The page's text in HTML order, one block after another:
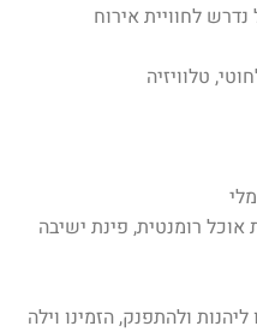
לחוויית אירוח
טלוויזיה
אוכל רומנטית, פינת ישיבה
ולהתפנק, הזמינו וילה